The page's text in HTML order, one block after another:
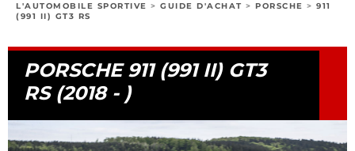
L'AUTOMOBILE SPORTIVE > GUIDE D'ACHAT > PORSCHE > 911
(991 II) GT3 RS
PORSCHE 911 (991 II) GT3
RS (2018 - )